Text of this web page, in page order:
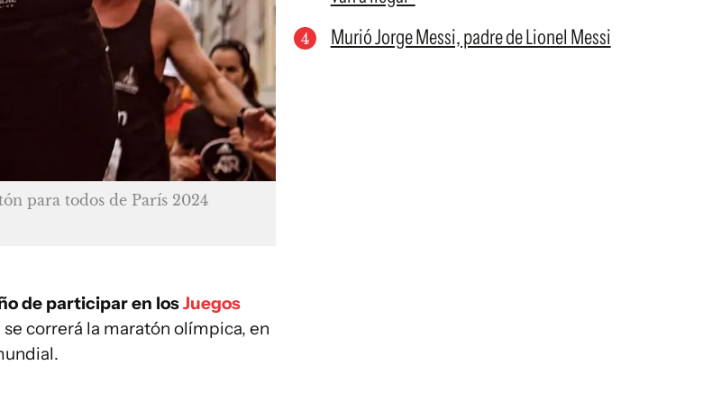
para todos de París 2024
de participar en losJuegos
correrá la maratón olímpica, en
Murió Jorge Messi, padre de Lionel Messi